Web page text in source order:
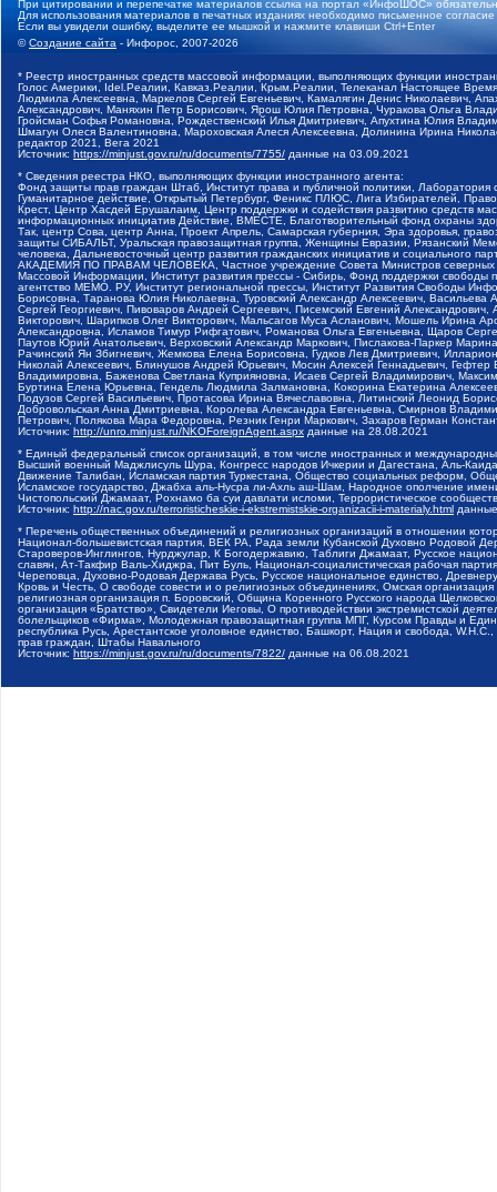
При цитировании и перепечатке материалов ссылка на портал «ИнфоШОС»
Для использования материалов в печатных изданиях необходимо письменное
Если вы увидели ошибку, выделите ее мышкой и нажмите клавиши Ctrl+Enter
©Создание сайта - Инфорос, 2007-2026
* Реестр иностранных средств массовой информации, выполняющих функции
Голос Америки, Idel.Реалии, Кавказ.Реалии, Крым.Реалии, Телеканал Настоящее
Людмила Алексеевна, Маркелов Сергей Евгеньевич, Камалягин Денис Николаевич,
Александрович, Маняхин Петр Борисович, Ярош Юлия Петровна, Чуракова Ольга
Гройсман Софья Романовна, Рождественский Илья Дмитриевич, Апухтина Юлия
Шмагун Олеся Валентиновна, Мароховская Алеся Алексеевна, Долинина Ирина
редактор 2021, Вега 2021
Источник: https://minjust.gov.ru/ru/documents/7755/ данные на 03.09.2021
* Сведения реестра НКО, выполняющих функции иностранного агента:
Фонд защиты прав граждан Штаб, Институт права и публичной политики,
Гуманитарное действие, Открытый Петербург, Феникс ПЛЮС, Лига Избирателей,
Крест, Центр Хасдей Ерушалаим, Центр поддержки и содействия развитию средств
информационных инициатив Действие, ВМЕСТЕ, Благотворительный фонд охраны
Так, центр Сова, центр Анна, Проект Апрель, Самарская губерния, Эра здоровья,
защиты СИБАЛЬТ, Уральская правозащитная группа, Женщины Евразии, Рязанский
человека, Дальневосточный центр развития гражданских инициатив и социального
АКАДЕМИЯ ПО ПРАВАМ ЧЕЛОВЕКА, Частное учреждение Совета Министров северных
Массовой Информации, Институт развития прессы - Сибирь, Фонд поддержки
агентство МЕМО. РУ, Институт региональной прессы, Институт Развития Свободы
Борисовна, Таранова Юлия Николаевна, Туровский Александр Алексеевич,
Сергей Георгиевич, Пивоваров Андрей Сергеевич, Писемский Евгений
Викторович, Шарипков Олег Викторович, Мальсагов Муса Асланович, Мошель Ирина
Александровна, Исламов Тимур Рифгатович, Романова Ольга Евгеньевна, Щаров
Паутов Юрий Анатольевич, Верховский Александр Маркович, Пислакова-Паркер
Рачинский Ян Збигневич, Жемкова Елена Борисовна, Гудков Лев Дмитриевич,
Николай Алексеевич, Блинушов Андрей Юрьевич, Мосин Алексей Геннадьевич,
Владимировна, Баженова Светлана Куприяновна, Исаев Сергей Владимирович,
Буртина Елена Юрьевна, Гендель Людмила Залмановна, Кокорина Екатерина
Подузов Сергей Васильевич, Протасова Ирина Вячеславовна, Литинский Леонид
Добровольская Анна Дмитриевна, Королева Александра Евгеньевна, Смирнов
Петрович, Полякова Мара Федоровна, Резник Генри Маркович, Захаров Герман
Источник: http://unro.minjust.ru/NKOForeignAgent.aspx данные на 28.08.2021
* Единый федеральный список организаций, в том числе иностранных и
Высший военный Маджлисуль Шура, Конгресс народов Ичкерии и Дагестана, Аль-
Движение Талибан, Исламская партия Туркестана, Общество социальных реформ,
Исламское государство, Джабха аль-Нусра ли-Ахль аш-Шам, Народное ополчение
Чистопольский Джамаат, Рохнамо ба суи давлати исломи, Террористическое
Источник: http://nac.gov.ru/terroristicheskie-i-ekstremistskie-organizacii-i-materialy.html
* Перечень общественных объединений и религиозных организаций в отношении
Национал-большевистская партия, ВЕК РА, Рада земли Кубанской Духовно Родовой
Староверов-Инглингов, Нурджулар, К Богодержавию, Таблиги Джамаат, Русское
славян, Ат-Такфир Валь-Хиджра, Пит Буль, Национал-социалистическая рабочая
Череповца, Духовно-Родовая Держава Русь, Русское национальное единство,
Кровь и Честь, О свободе совести и о религиозных объединениях, Омская
религиозная организация п. Боровский, Община Коренного Русского народа
организация «Братство», Свидетели Иеговы, О противодействии экстремистской
болельщиков «Фирма», Молодежная правозащитная группа МПГ, Курсом Правды и
республика Русь, Арестантское уголовное единство, Башкорт, Нация и свобода,
прав граждан, Штабы Навального
Источник: https://minjust.gov.ru/ru/documents/7822/ данные на 06.08.2021